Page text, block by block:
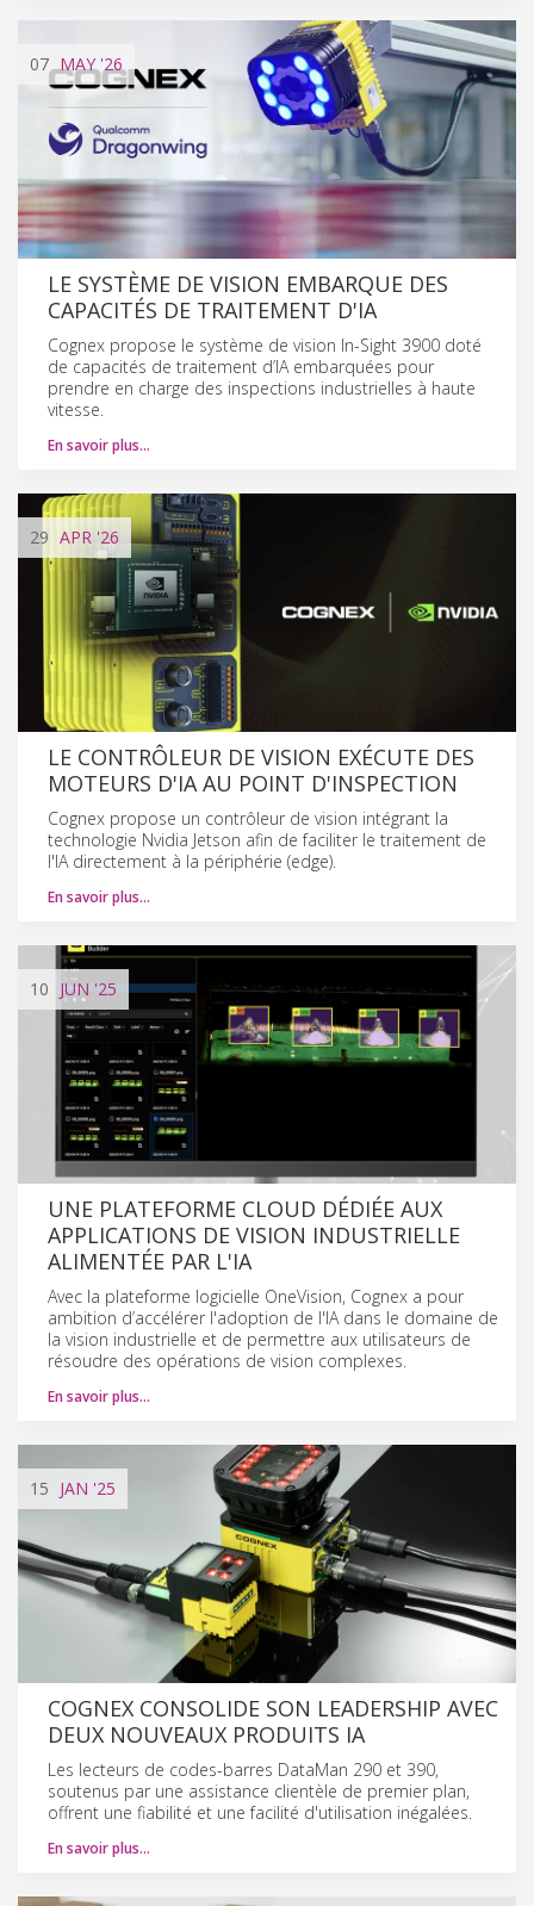
07 MAY'26
LE SYSTÈME DE VISION EMBARQUE DES
CAPACITÉS DE TRAITEMENT D'IA
Cognex propose le système de vision In-Sight 3900 doté
de capacités de traitement d’IA embarquées pour
prendre en charge des inspections industrielles à haute
vitesse.
En savoir plus…
29 APR '26
LE CONTRÔLEUR DE VISION EXÉCUTE DES
MOTEURS D'IA AU POINT D'INSPECTION
Cognex propose un contrôleur de vision intégrant la
technologie Nvidia Jetson afin de faciliter le traitement de
l'IA directement à la périphérie (edge).
En savoir plus…
10 JUN '25
UNE PLATEFORME CLOUD DÉDIÉE AUX
APPLICATIONS DE VISION INDUSTRIELLE
ALIMENTÉE PAR L'IA
Avec la plateforme logicielle OneVision, Cognex a pour
ambition d’accélérer l'adoption de l'IA dans le domaine de
la vision industrielle et de permettre aux utilisateurs de
résoudre des opérations de vision complexes.
En savoir plus…
15 JAN '25
COGNEX CONSOLIDE SON LEADERSHIP AVEC
DEUX NOUVEAUX PRODUITS IA
Les lecteurs de codes-barres DataMan 290 et 390,
soutenus par une assistance clientèle de premier plan,
offrent une fiabilité et une facilité d'utilisation inégalées.
En savoir plus…